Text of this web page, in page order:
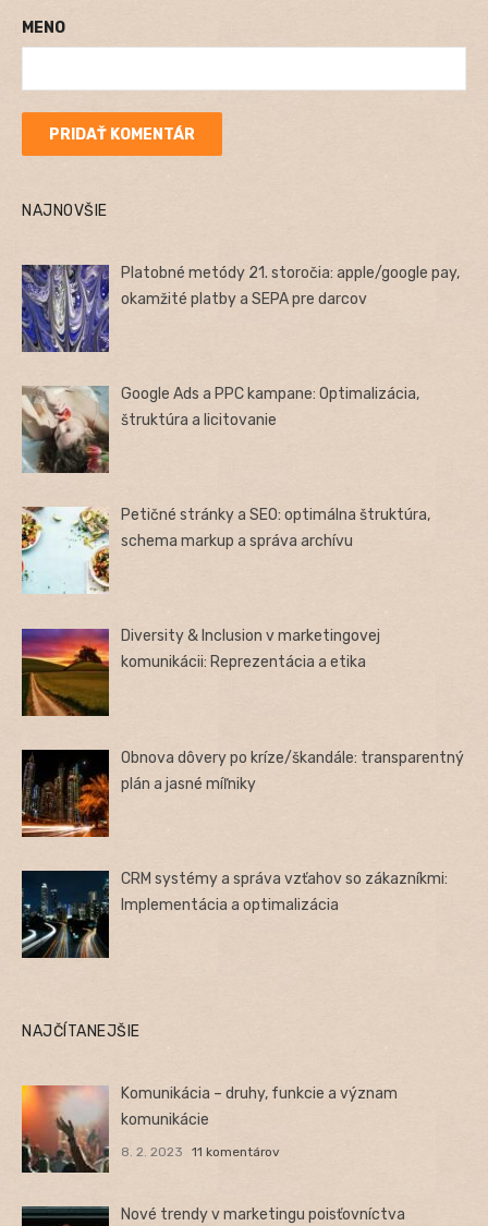
MENO
NAJNOVŠIE
Platobné metódy 21. storočia: apple/google pay,
okamžité platby a SEPA pre darcov
Google Ads a PPC kampane: Optimalizácia,
štruktúra a licitovanie
Petičné stránky a SEO: optimálna štruktúra,
schema markup a správa archívu
Diversity & Inclusion v marketingovej
komunikácii: Reprezentácia a etika
Obnova dôvery po kríze/škandále: transparentný
plán a jasné míľniky
CRM systémy a správa vzťahov so zákazníkmi:
Implementácia a optimalizácia
NAJČÍTANEJŠIE
Komunikácia – druhy, funkcie a význam
komunikácie
8. 2. 2023 11 komentárov
Nové trendy v marketingu poisťovníctva